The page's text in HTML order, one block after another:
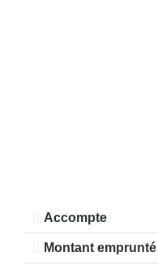
Accompte
Montant emprunté